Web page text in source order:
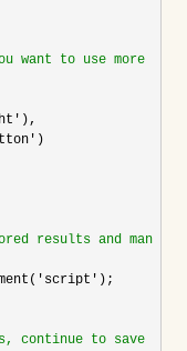
to use more
' ),
' )
results and man
' script ' );
continue to save